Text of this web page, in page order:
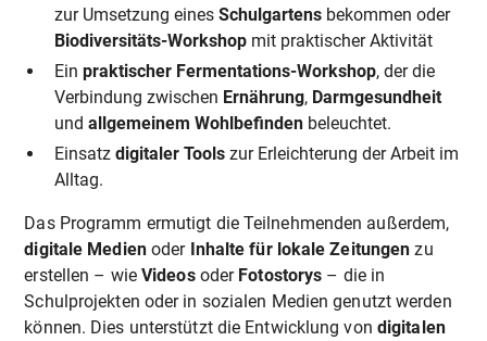
zur Umsetzung einesSchulgartens bekommen oder
Biodiversitäts-Workshop mit praktischer Aktivität
Einpraktischer Fermentations-Workshop, der die
Verbindung zwischen Ernährung, Darmgesundheit
undallgemeinem Wohlbefinden beleuchtet.
Einsatzdigitaler Tools zur Erleichterung der Arbeit im
Alltag.
Das Programm ermutigt die Teilnehmenden außerdem,
digitale Medienoder Inhalte für lokale Zeitungen zu
erstellen – wie Videosoder Fotostorys – die in
Schulprojekten oder in sozialen Medien genutzt werden
können. Dies unterstützt die Entwicklung von digitalen